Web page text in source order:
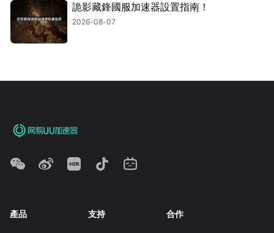
詭影藏鋒國服加速器設置指南！
2026-08-07
產品 支持 合作